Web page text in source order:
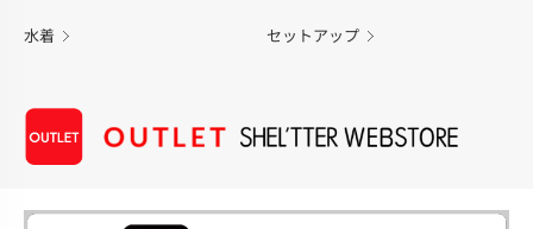
水着 セットアップ